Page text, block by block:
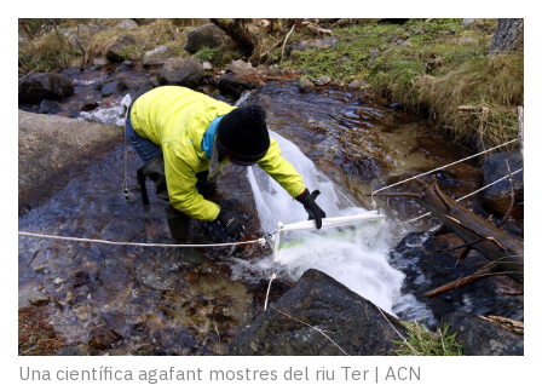
El
temps
Reportatges
Entrevistes
Enquestes
A
escena!
Dis
la
teva!
Subscriptors
La
newsletter
del
Una científica agafant mostres del riu Ter | ACN